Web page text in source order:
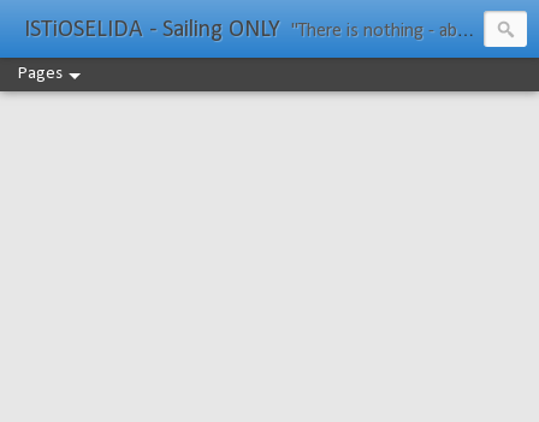
ISTiOSELIDA - Sailing ONLY "There is nothing - absolutely nothing - half so much worth doing as simply messing about in boats." Water Rat, Kenneth Grahame
Pages